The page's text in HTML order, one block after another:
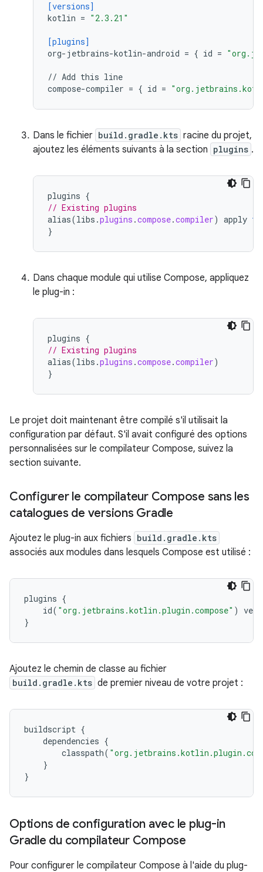
[versions]
kotlin = "2.3.21"
[plugins]
org-jetbrains-kotlin-android = { id =
// Add this line
compose-compiler = { id =
Dans le fichier build.gradle.kts racine du projet,
ajoutez les éléments suivants à la section plugins .
plugins {
// Existing plugins
alias(libs .plugins .compose.compiler) apply
}
Dans chaque module qui utilise Compose, appliquez
le plug-in :
plugins {
// Existing plugins
alias(libs .plugins .compose.compiler)
}
Le projet doit maintenant être compilé s'il utilisait la
configuration par défaut. S'il avait configuré des options
personnalisées sur le compilateur Compose, suivez la
section suivante.
Configurer le compilateur Compose sans les
catalogues de versions Gradle
Ajoutez le plug-in aux fichiers build.gradle.kts
associés aux modules dans lesquels Compose est utilisé :
plugins {
id( "org.jetbrains.kotlin.plugin.compose" )
}
Ajoutez le chemin de classe au fichier
build.gradle.kts de premier niveau de votre projet :
buildscript {
dependencies {
classpath(
}
}
Options de configuration avec le plug-in
Gradle du compilateur Compose
Pour configurer le compilateur Compose à l'aide du plug-